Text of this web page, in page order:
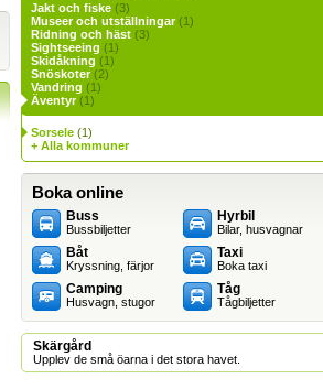
Jakt och fiske (3)
Museer och utställningar(1)
Ridning och häst (3)
Sightseeing (1)
Skidåkning (1)
Snöskoter(2)
Vandring (1)
Äventyr(1)
Sorsele (1)
+ Alla kommuner
Boka online
Buss
Bussbiljetter
Båt
Kryssning, färjor
Camping
Husvagn, stugor
Hyrbil
Bilar, husvagnar
Taxi
Boka taxi
Tåg
Tågbiljetter
Skärgård
Upplev de små öarna i det stora havet.